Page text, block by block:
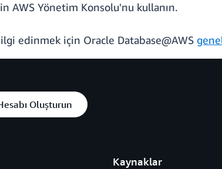
AWS Yönetim Konsolu'nu kullanın.
edinmek için Oracle Database@AWS
Oluşturun
Kaynaklar